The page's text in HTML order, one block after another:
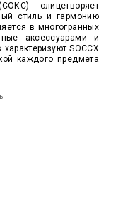
олицетворяет
стиль и гармонию
в многогранных
аксессуарами и
SOCCX
каждого предмета